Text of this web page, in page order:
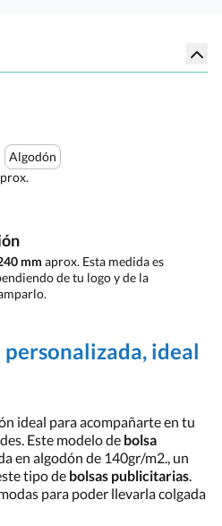
Algodón
mm aprox. Esta medida es
de tu logo y de la
ideal
ideal para acompañarte en tu
Este modelo de bolsa
en algodón de 140gr/m2., un
tipo de bolsas publicitarias.
para poder llevarla colgada